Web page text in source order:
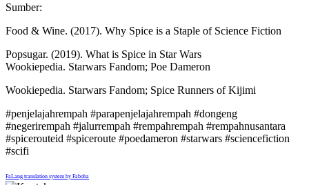
Sumber:
Food & Wine. (2017). Why Spice is a Staple of Science Fiction
Popsugar. (2019). What is Spice in Star Wars
Wookiepedia. Starwars Fandom; Poe Dameron
Wookiepedia. Starwars Fandom; Spice Runners of Kijimi
#penjelajahrempah #parapenjelajahrempah #dongeng
#negerirempah #jalurrempah #rempahrempah #rempahnusantara
#spicerouteid #spiceroute #poedameron #starwars #sciencefiction
#scifi
FaLang translation system by Faboba